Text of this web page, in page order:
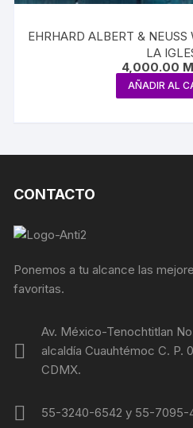
EHRHARD ALBERT &
LA
4,000.00
AÑADIR AL
CONTACTO
Ponemos a tu alcance las
favoritas.
Av. México-Tenochtitlan
alcaldía Cuauhtémoc C. P.
CDMX.
55-3240-6542 y 55-7095-